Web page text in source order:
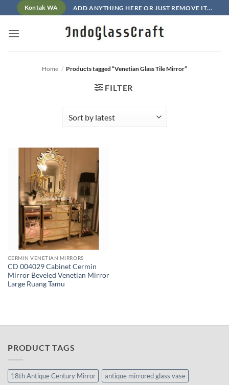
to
content
Kontak WA ADD ANYTHING HERE OR JUST REMOVE IT...
Home / Products tagged “Venetian Glass Tile Mirror”
FILTER
CERMIN VENETIAN MIRRORS
CD 004029 Cabinet Cermin
Mirror Beveled Venetian Mirror
Large Ruang Tamu
PRODUCT TAGS
18th Antique Century Mirror
antique mirrored glass vase